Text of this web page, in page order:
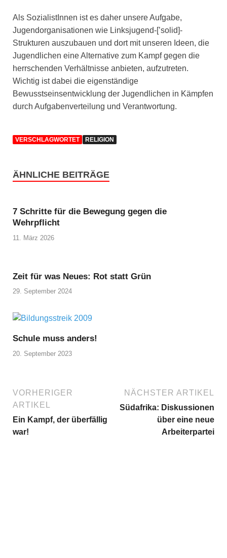
Als SozialistInnen ist es daher unsere Aufgabe,
Jugendorganisationen wie Linksjugend-[’solid]-
Strukturen auszubauen und dort mit unseren Ideen, die
Jugendlichen eine Alternative zum Kampf gegen die
herrschenden Verhältnisse anbieten, aufzutreten.
Wichtig ist dabei die eigenständige
Bewusstseinsentwicklung der Jugendlichen in Kämpfen
durch Aufgabenverteilung und Verantwortung.
VERSCHLAGWORTET RELIGION
ÄHNLICHE BEITRÄGE
7 Schritte für die Bewegung gegen die
Wehrpflicht
11. März 2026
Zeit für was Neues: Rot statt Grün
29. September 2024
Schule muss anders!
20. September 2023
VORHERIGER
ARTIKEL
Ein Kampf, der überfällig
war!
NÄCHSTER ARTIKEL
Südafrika: Diskussionen
über eine neue
Arbeiterpartei